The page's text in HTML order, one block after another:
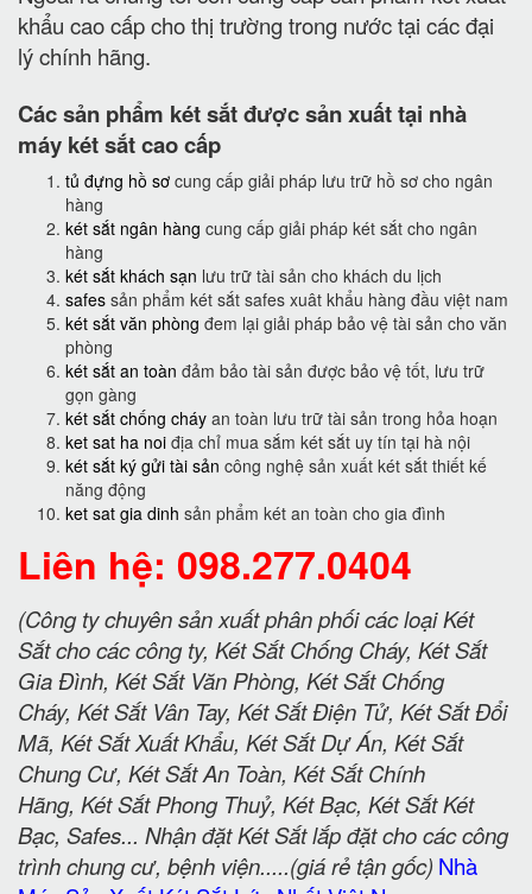
khẩu cao cấp cho thị trường trong nước tại các đại
lý chính hãng.
Các sản phẩm két sắt được sản xuất tại nhà
máy két sắt cao cấp
tủ đựng hồ sơ cung cấp giải pháp lưu trữ hồ sơ cho ngân
hàng
két sắt ngân hàng cung cấp giải pháp két sắt cho ngân
hàng
két sắt khách sạn lưu trữ tài sản cho khách du lịch
safes sản phẩm két sắt safes xuât khẩu hàng đầu việt nam
két sắt văn phòng đem lại giải pháp bảo vệ tài sản cho văn
phòng
két sắt an toàn đảm bảo tài sản được bảo vệ tốt, lưu trữ
gọn gàng
két sắt chống cháy an toàn lưu trữ tài sản trong hỏa hoạn
ket sat ha noi địa chỉ mua sắm két sắt uy tín tại hà nội
két sắt ký gửi tài sản công nghệ sản xuất két sắt thiết kế
năng động
ket sat gia dinh sản phẩm két an toàn cho gia đình
Liên hệ: 098.277.0404
(Công ty chuyên sản xuất phân phối các loại Két
Sắt cho các công ty, Két Sắt Chống Cháy, Két Sắt
Gia Đình, Két Sắt Văn Phòng, Két Sắt Chống
Cháy, Két Sắt Vân Tay, Két Sắt Điện Tử, Két Sắt Đổi
Mã, Két Sắt Xuất Khẩu, Két Sắt Dự Án, Két Sắt
Chung Cư, Két Sắt An Toàn, Két Sắt Chính
Hãng, Két Sắt Phong Thuỷ, Két Bạc, Két Sắt Két
Bạc, Safes... Nhận đặt Két Sắt lắp đặt cho các công
trình chung cư, bệnh viện.....(giá rẻ tận gốc) Nhà